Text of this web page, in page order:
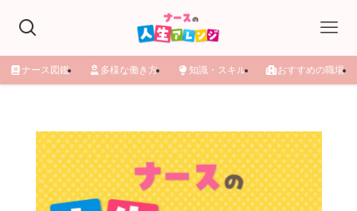
ナース図鑑 多様な働き方 知識・スキル おすすめの職場